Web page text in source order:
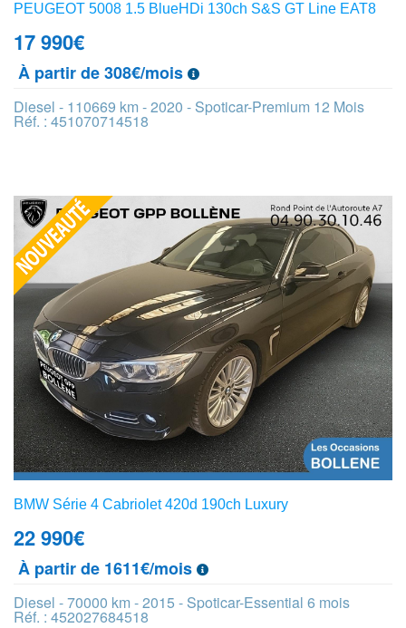
PEUGEOT 5008 1.5 BlueHDi 130ch S&S GT Line EAT8
17 990€
À partir de 308€/mois
Diesel - 110669 km - 2020 - Spoticar-Premium 12 Mois
Réf. : 451070714518
BMW Série 4 Cabriolet 420d 190ch Luxury
22 990€
À partir de 1611€/mois
Diesel - 70000 km - 2015 - Spoticar-Essential 6 mois
Réf. : 452027684518